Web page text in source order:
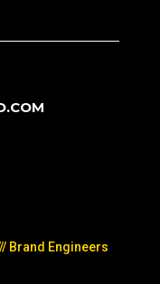
Brand Engineers